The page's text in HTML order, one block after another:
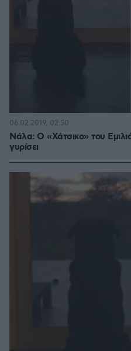
Νάλα: Ο «Χάτσικο» του
γυρίσει
06.02.2019, 02:50